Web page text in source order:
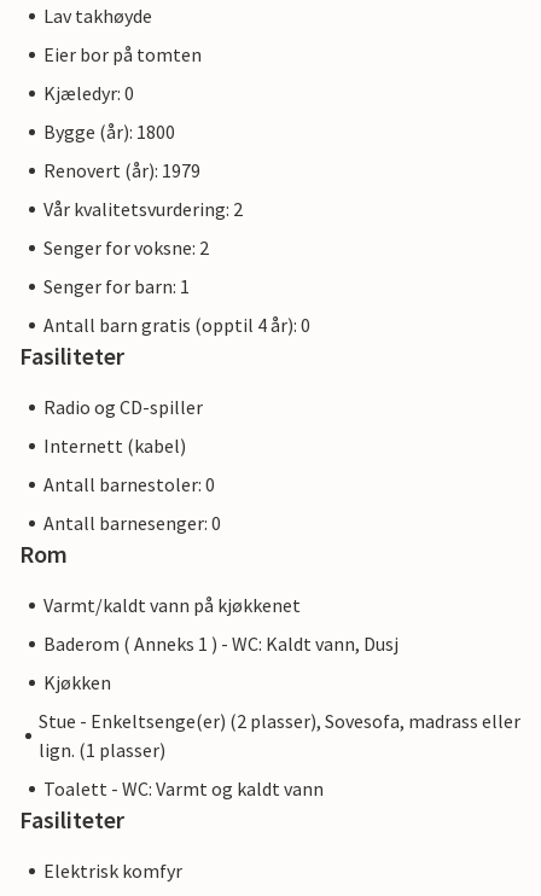
Lav takhøyde
Eier bor på tomten
Kjæledyr: 0
Bygge (år): 1800
Renovert (år): 1979
Vår kvalitetsvurdering: 2
Senger for voksne: 2
Senger for barn: 1
Antall barn gratis (opptil 4 år): 0
Fasiliteter
Radio og CD-spiller
Internett (kabel)
Antall barnestoler: 0
Antall barnesenger: 0
Rom
Varmt/kaldt vann på kjøkkenet
Baderom ( Anneks 1 ) - WC: Kaldt vann, Dusj
Kjøkken
Stue - Enkeltsenge(er) (2 plasser), Sovesofa, madrass eller
lign. (1 plasser)
Toalett - WC: Varmt og kaldt vann
Fasiliteter
Elektrisk komfyr